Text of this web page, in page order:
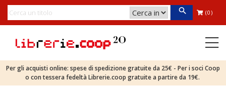
(0)
Per gli acquisti online: spese di spedizione gratuite da 25€ - Per i soci Coop
o con tessera fedeltà Librerie.coop gratuite a partire da 19€.